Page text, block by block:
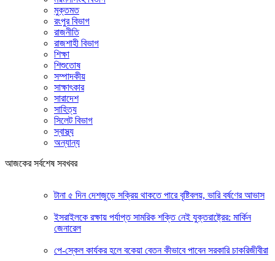
মুক্তমত
রংপুর বিভাগ
রাজনীতি
রাজশাহী বিভাগ
শিক্ষা
শিশুতোষ
সম্পাদকীয়
সাক্ষাৎকার
সারাদেশ
সাহিত্য
সিলেট বিভাগ
স্বাস্থ্য
অন্যান্য
আজকের সর্বশেষ সবখবর
টানা ৫ দিন দেশজুড়ে সক্রিয় থাকতে পারে বৃষ্টিবলয়, ভারি বর্ষণের আভাস
ইসরাইলকে রক্ষায় পর্যাপ্ত সামরিক শক্তি নেই যুক্তরাষ্ট্রের: মার্কিন
জেনারেল
পে-স্কেল কার্যকর হলে বকেয়া বেতন কীভাবে পাবেন সরকারি চাকরিজীবীরা